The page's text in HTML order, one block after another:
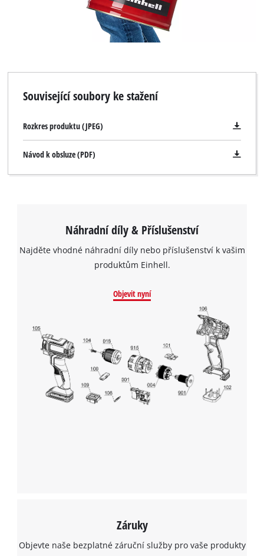
Související soubory ke stažení
Rozkres produktu (JPEG)
Návod k obsluze (PDF)
Náhradní díly & Příslušenství
Najděte vhodné náhradní díly nebo příslušenství k vašim
produktům Einhell.
Objevit nyní
Záruky
Objevte naše bezplatné záruční služby pro vaše produkty